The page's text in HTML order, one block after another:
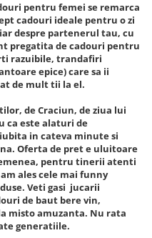
pentru femei se remarca
cadouri ideale pentru o zi
despre partenerul tau, cu
pregatita de cadouri pentru
razuibile, trandafiri
epice) care sa ii
de mult tii la el.
de Craciun, de ziua lui
ca este alaturi de
in cateva minute si
Oferta de pret e uluitoare
pentru tinerii atenti
ales cele mai funny
Veti gasi jucarii
de baut bere vin,
misto amuzanta. Nu rata
generatiile.